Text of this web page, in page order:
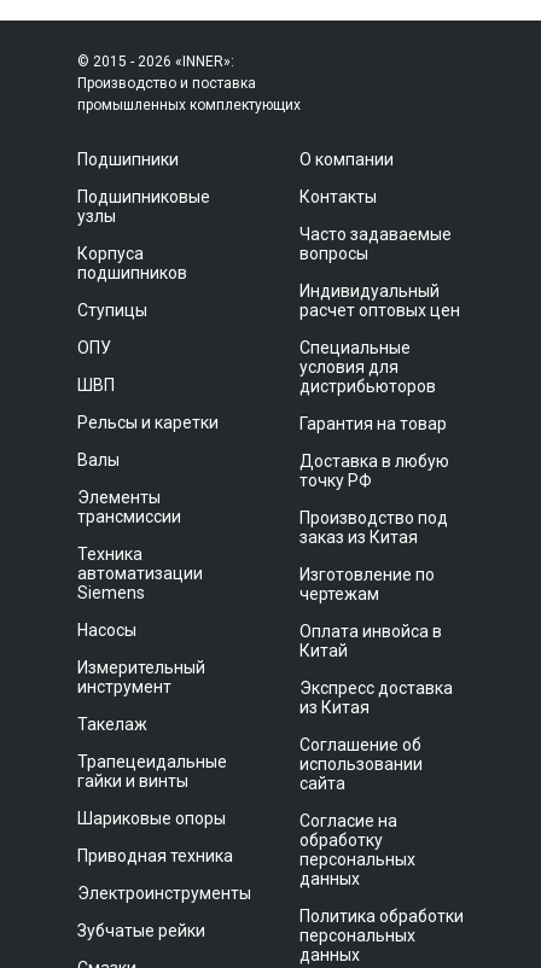
© 2015 - 2026 «INNER»:
Производство и поставка
промышленных комплектующих
Подшипники
Подшипниковые
узлы
Корпуса
подшипников
Ступицы
ОПУ
ШВП
Рельсы и каретки
Валы
Элементы
трансмиссии
Техника
автоматизации
Siemens
Насосы
Измерительный
инструмент
Такелаж
Трапецеидальные
гайки и винты
Шариковые опоры
Приводная техника
Электроинструменты
Зубчатые рейки
О компании
Контакты
Часто задаваемые
вопросы
Индивидуальный
расчет оптовых цен
Специальные
условия для
дистрибьюторов
Гарантия на товар
Доставка в любую
точку РФ
Производство под
заказ из Китая
Изготовление по
чертежам
Оплата инвойса в
Китай
Экспресс доставка
из Китая
Соглашение об
использовании
сайта
Согласие на
обработку
персональных
данных
Политика обработки
персональных
данных